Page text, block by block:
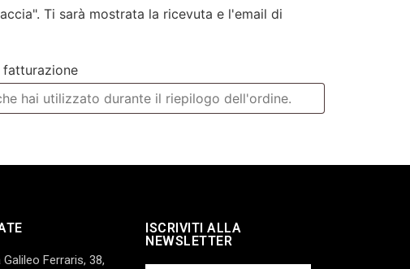
Ti sarà mostrata la ricevuta e l'email di
Galileo Ferraris, 38,
ISCRIVITI ALLA
NEWSLETTER